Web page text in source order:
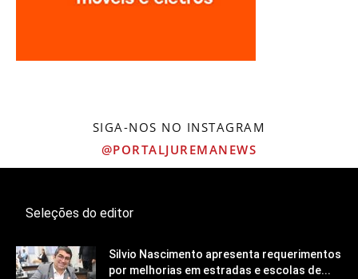
SIGA-NOS NO INSTAGRAM
@PORTALJUREMANEWS
Seleções do editor
Silvio Nascimento apresenta requerimentos
por melhorias em estradas e escolas de...